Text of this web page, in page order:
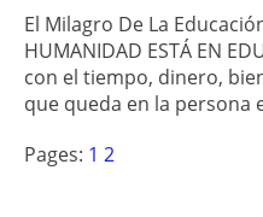
El Milagro De La
HUMANIDAD ESTÁ EN
con el tiempo, dinero,
que queda en la persona
Pages: 1 2